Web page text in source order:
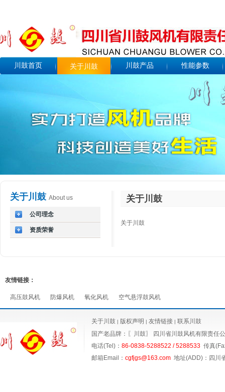
川鼓首页 关于川鼓 川鼓产品 性能参数
关于川鼓 About us
公司理念
资质荣誉
关于川鼓
关于川鼓
友情链接：
高压鼓风机 防爆风机 氧化风机 空气悬浮鼓风机
关于川鼓 | 版权声明 | 友情链接 | 联系川鼓
国产老品牌：〖川鼓〗
四川省川鼓风机有限责任
电话(Tel)： 86-0838-5288522 / 5288533 传真
邮箱Email： cgfjgs@163.com 地址(ADD)：四川